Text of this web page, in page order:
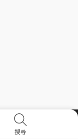
搜尋